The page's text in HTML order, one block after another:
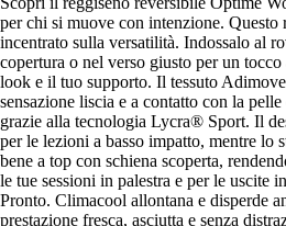
per chi si muove con intenzione. Questo
incentrato sulla versatilità. Indossalo al
copertura o nel verso giusto per un
look e il tuo supporto. Il tessuto
sensazione liscia e a contatto con la
grazie alla tecnologia Lycra® Sport. Il
per le lezioni a basso impatto, mentre lo
bene a top con schiena scoperta,
le tue sessioni in palestra e per le uscite
Pronto. Climacool allontana e disperde
prestazione fresca, asciutta e senza